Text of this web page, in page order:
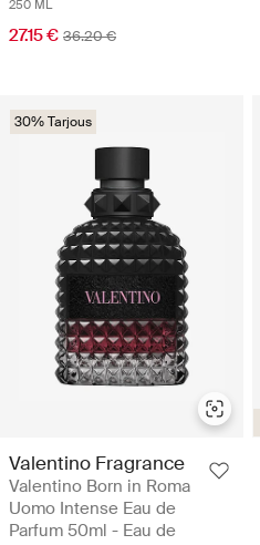
250 ML
27.15 € 36.20 €
30% Tarjous
Valentino Fragrance
Valentino Born in Roma
Uomo Intense Eau de
Parfum 50ml - Eau de